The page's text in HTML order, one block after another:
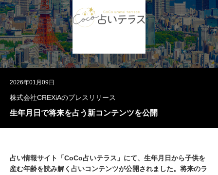
2026年01月09日
株式会社CREXiAのプレスリリース
生年月日で将来を占う新コンテンツを公開
占い情報サイト「CoCo占いテラス」にて、生年月日から子供を
産む年齢を読み解く占いコンテンツが公開されました。将来のラ